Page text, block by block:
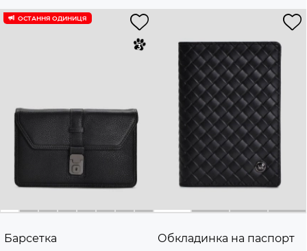
ОСТАННЯ ОДИНИЦЯ
Барсетка Обкладинка на паспорт